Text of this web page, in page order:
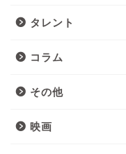
タレント
コラム
その他
映画